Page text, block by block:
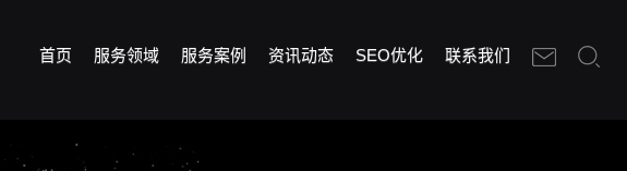
首页 服务领域 服务案例 资讯动态 SEO优化 联系我们